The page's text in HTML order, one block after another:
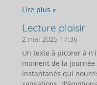
Lire plus »
Lecture plaisir
2 mai 2025 17:36
Un texte à picorer à
moment de la
instantanés qui